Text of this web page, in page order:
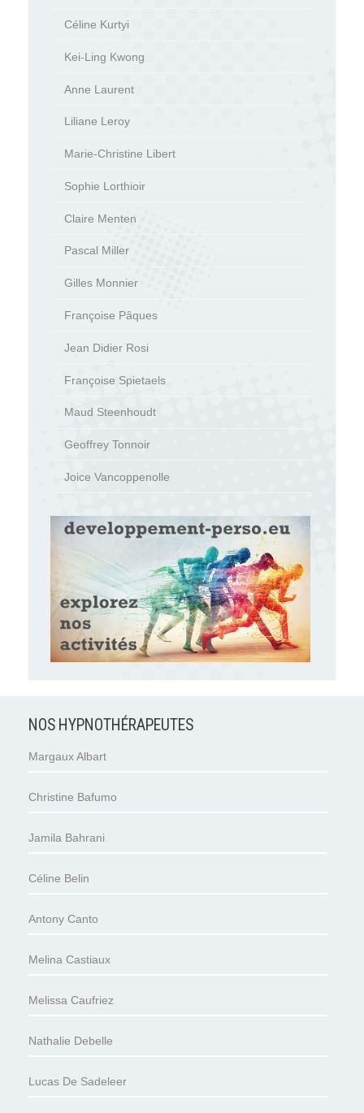
Céline Kurtyi
Kei-Ling Kwong
Anne Laurent
Liliane Leroy
Marie-Christine Libert
Sophie Lorthioir
Claire Menten
Pascal Miller
Gilles Monnier
Françoise Pâques
Jean Didier Rosi
Françoise Spietaels
Maud Steenhoudt
Geoffrey Tonnoir
Joice Vancoppenolle
NOS HYPNOTHÉRAPEUTES
Margaux Albart
Christine Bafumo
Jamila Bahrani
Céline Belin
Antony Canto
Melina Castiaux
Melissa Caufriez
Nathalie Debelle
Lucas De Sadeleer